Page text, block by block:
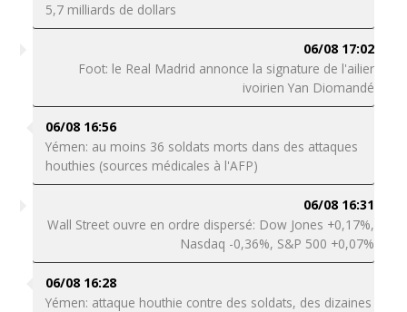
5,7 milliards de dollars
06/08 17:02
Foot: le Real Madrid annonce la signature de l'ailier
ivoirien Yan Diomandé
06/08 16:56
Yémen: au moins 36 soldats morts dans des attaques
houthies (sources médicales à l'AFP)
06/08 16:31
Wall Street ouvre en ordre dispersé: Dow Jones +0,17%,
Nasdaq -0,36%, S&P 500 +0,07%
06/08 16:28
Yémen: attaque houthie contre des soldats, des dizaines